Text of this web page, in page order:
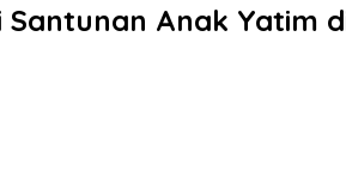
Anak Yatim